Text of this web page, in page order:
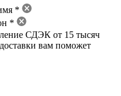
*
*
СДЭК от 15 тысяч
вам поможет